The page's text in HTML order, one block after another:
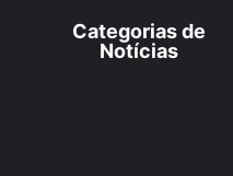
Categorias de
Notícias